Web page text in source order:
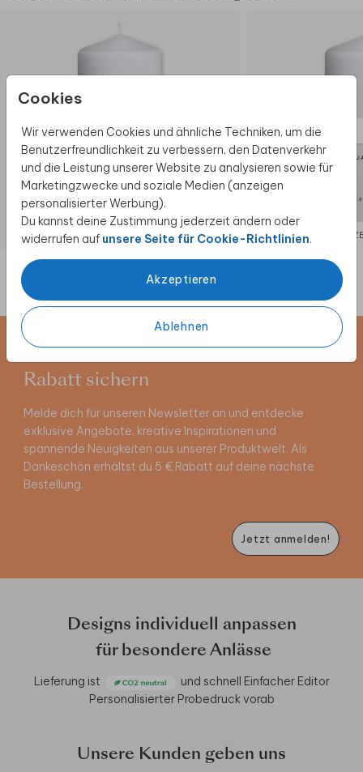
Cookies
Wir verwenden Cookies und ähnliche Techniken, um die
Benutzerfreundlichkeit zu verbessern, den Datenverkehr
und die Leistung unserer Website zu analysieren sowie für
Marketingzwecke und soziale Medien (anzeigen
personalisierter Werbung).
Du kannst deine Zustimmung jederzeit ändern oder
widerrufen auf unsere Seite für Cookie-Richtlinien.
Akzeptieren
Ablehnen
HOCHZEITSKERZE
Newsletter abonnieren und 5 €
Rabatt sichern
Melde dich für unseren Newsletter an und entdecke
exklusive Angebote, kreative Inspirationen und
spannende Neuigkeiten aus unserer Produktwelt. Als
Dankeschön erhältst du 5 € Rabatt auf deine nächste
Bestellung.
Jetzt anmelden!
Designs individuell anpassen
für besondere Anlässe
Lieferung ist und schnell Einfacher Editor
Personalisierter Probedruck vorab
Unsere Kunden geben uns